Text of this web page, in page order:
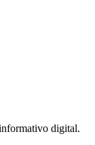
digital.